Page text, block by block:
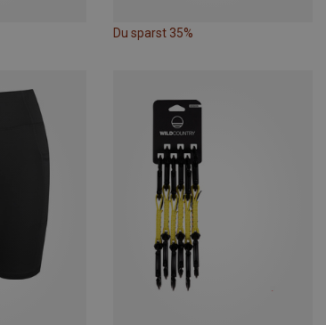
Du sparst 35%